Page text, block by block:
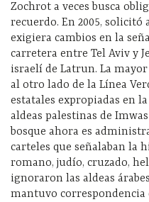
Zochrot a veces busca
recuerdo. En 2005,
exigiera cambios en la
carretera entre Tel Aviv y
israelí de Latrun. La
al otro lado de la Línea
estatales expropiadas en
aldeas palestinas de
bosque ahora es
carteles que señalaban la
romano, judío, cruzado,
ignoraron las aldeas
mantuvo correspondencia